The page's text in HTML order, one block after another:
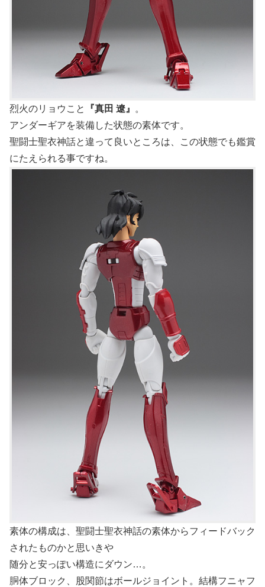
烈火のリョウこと 『真田 遼』
。
アンダーギアを装備した状態の素体です。
聖闘士聖衣神話と違って良いところは、この状態でも鑑賞
にたえられる事ですね。
素体の構成は、聖闘士聖衣神話の素体からフィードバック
されたものかと思いきや
随分と安っぽい構造にダウン…。
胴体ブロック、股関節はボールジョイント。結構フニャフ